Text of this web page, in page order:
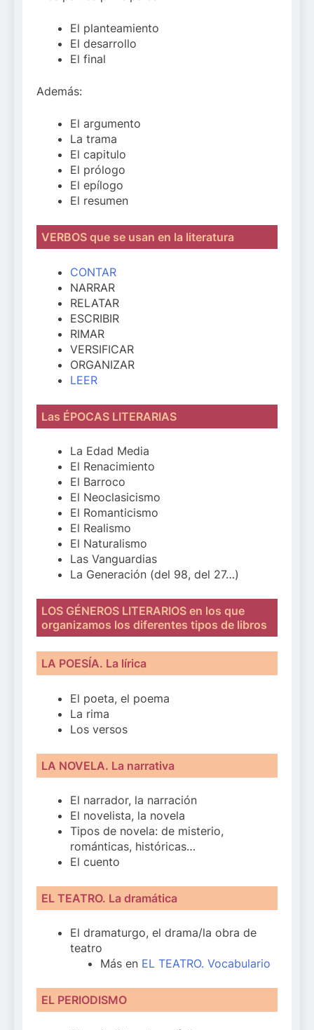
El planteamiento
El desarrollo
El final
Además:
El argumento
La trama
El capitulo
El prólogo
El epílogo
El resumen
VERBOS que se usan en la literatura
CONTAR
NARRAR
RELATAR
ESCRIBIR
RIMAR
VERSIFICAR
ORGANIZAR
LEER
Las ÉPOCAS LITERARIAS
La Edad Media
El Renacimiento
El Barroco
El Neoclasicismo
El Romanticismo
El Realismo
El Naturalismo
Las Vanguardias
La Generación (del 98, del 27…)
LOS GÉNEROS LITERARIOS en los que
organizamos los diferentes tipos de libros
LA POESÍA. La lírica
El poeta, el poema
La rima
Los versos
LA NOVELA. La narrativa
El narrador, la narración
El novelista, la novela
Tipos de novela: de misterio,
románticas, históricas…
El cuento
EL TEATRO. La dramática
El dramaturgo, el drama/la obra de
teatro
Más en EL TEATRO. Vocabulario
EL PERIODISMO